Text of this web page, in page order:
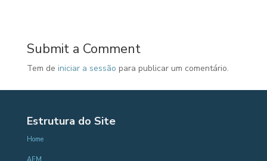
Submit a Comment
Tem de iniciar a sessão para publicar um comentário.
Estrutura do Site
Home